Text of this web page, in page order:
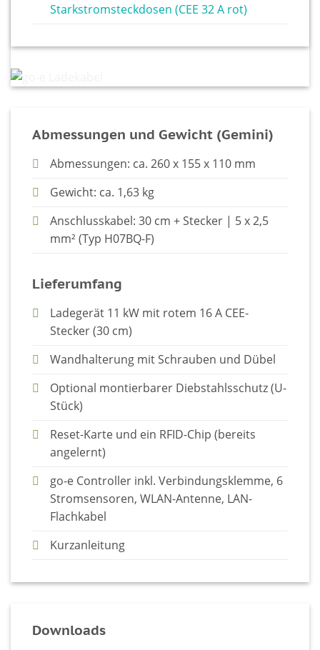
Starkstromsteckdosen (CEE 32 A rot)
Abmessungen und Gewicht (Gemini)
Abmessungen: ca. 260 x 155 x 110 mm
Gewicht: ca. 1,63 kg
Anschlusskabel: 30 cm + Stecker | 5 x 2,5
mm² (Typ H07BQ-F)
Lieferumfang
Ladegerät 11 kW mit rotem 16 A CEE-
Stecker (30 cm)
Wandhalterung mit Schrauben und Dübel
Optional montierbarer Diebstahlsschutz (U-
Stück)
Reset-Karte und ein RFID-Chip (bereits
angelernt)
go-e Controller inkl. Verbindungsklemme, 6
Stromsensoren, WLAN-Antenne, LAN-
Flachkabel
Kurzanleitung
Downloads